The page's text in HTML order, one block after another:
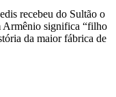
recebeu do Sultão o
Armênio significa “filho
da maior fábrica de